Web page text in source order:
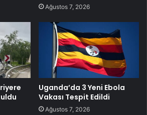
Ağustos 7, 2026
Uganda’da 3 Yeni Ebola
Vakası Tespit Edildi
Ağustos 7, 2026